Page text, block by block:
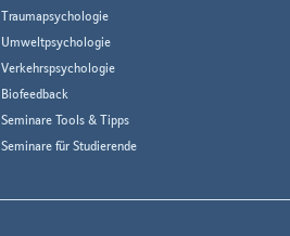
Traumapsychologie
Umweltpsychologie
Verkehrspsychologie
Biofeedback
Seminare Tools & Tipps
Seminare für Studierende